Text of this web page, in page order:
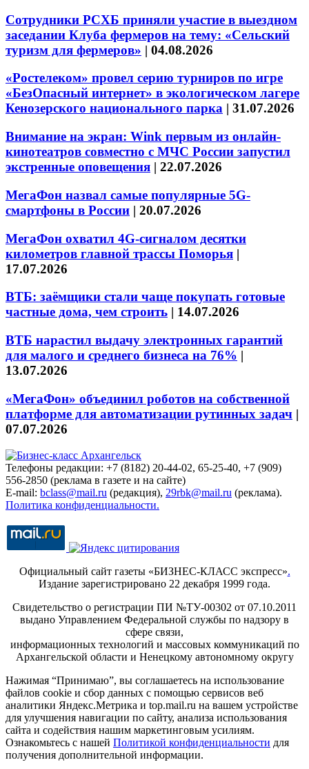
Сотрудники РСХБ приняли участие в выездном
заседании Клуба фермеров на тему: «Сельский
туризм для фермеров» | 04.08.2026
«Ростелеком» провел серию турниров по игре
«БезОпасный интернет» в экологическом лагере
Кенозерского национального парка | 31.07.2026
Внимание на экран: Wink первым из онлайн-
кинотеатров совместно с МЧС России запустил
экстренные оповещения | 22.07.2026
МегаФон назвал самые популярные 5G-
смартфоны в России | 20.07.2026
МегаФон охватил 4G-сигналом десятки
километров главной трассы Поморья |
17.07.2026
ВТБ: заёмщики стали чаще покупать готовые
частные дома, чем строить | 14.07.2026
ВТБ нарастил выдачу электронных гарантий
для малого и среднего бизнеса на 76% |
13.07.2026
«МегаФон» объединил роботов на собственной
платформе для автоматизации рутинных задач |
07.07.2026
Телефоны редакции: +7 (8182) 20-44-02, 65-25-40, +7 (909)
556-2850 (реклама в газете и на сайте)
E-mail: bclass@mail.ru (редакция), 29rbk@mail.ru (реклама).
Политика конфиденциальности.
Официальный сайт газеты «БИЗНЕС-КЛАСС экспресс».
Издание зарегистрировано 22 декабря 1999 года.
Свидетельство о регистрации ПИ №ТУ-00302 от 07.10.2011
выдано Управлением Федеральной службы по надзору в
сфере связи,
информационных технологий и массовых коммуникаций по
Архангельской области и Ненецкому автономному округу
Нажимая “Принимаю”, вы соглашаетесь на использование
файлов cookie и сбор данных с помощью сервисов веб
аналитики Яндекс.Метрика и top.mail.ru на вашем устройстве
для улучшения навигации по сайту, анализа использования
сайта и содействия нашим маркетинговым усилиям.
Ознакомьтесь с нашей Политикой конфиденциальности для
получения дополнительной информации.